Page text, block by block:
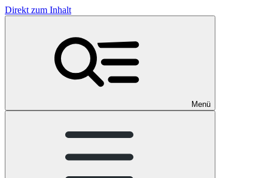
Direkt zum Inhalt
Menü